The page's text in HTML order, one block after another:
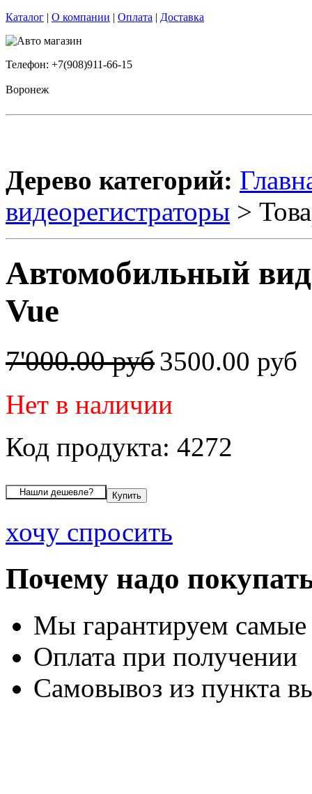
Каталог | О компании | Оплата | Доставка
Телефон: +7(908)911-66-15
Воронеж
Дерево категорий:
видеорегистраторы >
Автомобильный
Vue
7'000.00 руб3500.00 руб
Нет в наличии
Код продукта: 4272
хочу спросить
Почему надо
Мы гарантируем
Оплата при получении
Самовывоз из пункта